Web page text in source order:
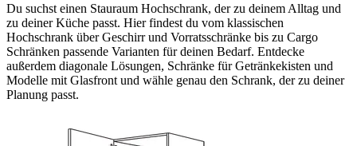
Du suchst einen Stauraum Hochschrank, der zu deinem Alltag und
zu deiner Küche passt. Hier findest du vom klassischen
Hochschrank über Geschirr und Vorratsschränke bis zu Cargo
Schränken passende Varianten für deinen Bedarf. Entdecke
außerdem diagonale Lösungen, Schränke für Getränkekisten und
Modelle mit Glasfront und wähle genau den Schrank, der zu deiner
Planung passt.